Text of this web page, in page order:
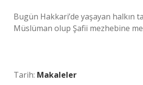
Bugün Hakkari’de yaşayan halkın
Müslüman olup Şafii mezhebine
Tarih: Makaleler